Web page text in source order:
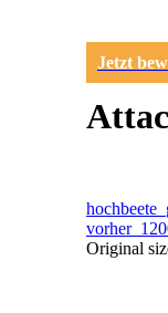
Jetzt
Original